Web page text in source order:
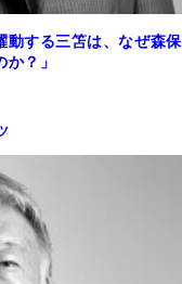
動する三笘は、なぜ森保
？」